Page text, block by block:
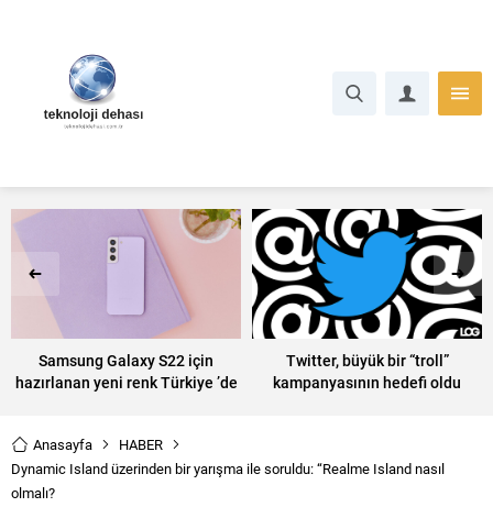
Samsung Galaxy S22 için
hazırlanan yeni renk Türkiye ’de
Twitter, büyük bir “troll”
kampanyasının hedefi oldu
Anasayfa
HABER
Dynamic Island üzerinden bir yarışma ile soruldu: “Realme Island nasıl
olmalı?